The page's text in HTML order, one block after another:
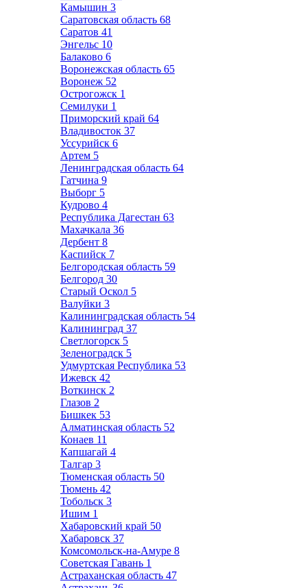
Камышин 3
Саратовская область 68
Саратов 41
Энгельс 10
Балаково 6
Воронежская область 65
Воронеж 52
Острогожск 1
Семилуки 1
Приморский край 64
Владивосток 37
Уссурийск 6
Артем 5
Ленинградская область 64
Гатчина 9
Выборг 5
Кудрово 4
Республика Дагестан 63
Махачкала 36
Дербент 8
Каспийск 7
Белгородская область 59
Белгород 30
Старый Оскол 5
Валуйки 3
Калининградская область 54
Калининград 37
Светлогорск 5
Зеленоградск 5
Удмуртская Республика 53
Ижевск 42
Воткинск 2
Глазов 2
Бишкек 53
Алматинская область 52
Конаев 11
Капшагай 4
Талгар 3
Тюменская область 50
Тюмень 42
Тобольск 3
Ишим 1
Хабаровский край 50
Хабаровск 37
Комсомольск-на-Амуре 8
Советская Гавань 1
Астраханская область 47